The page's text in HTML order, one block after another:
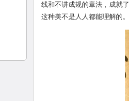
线和不讲成规的章法，成就
这种美不是人人都能理解的